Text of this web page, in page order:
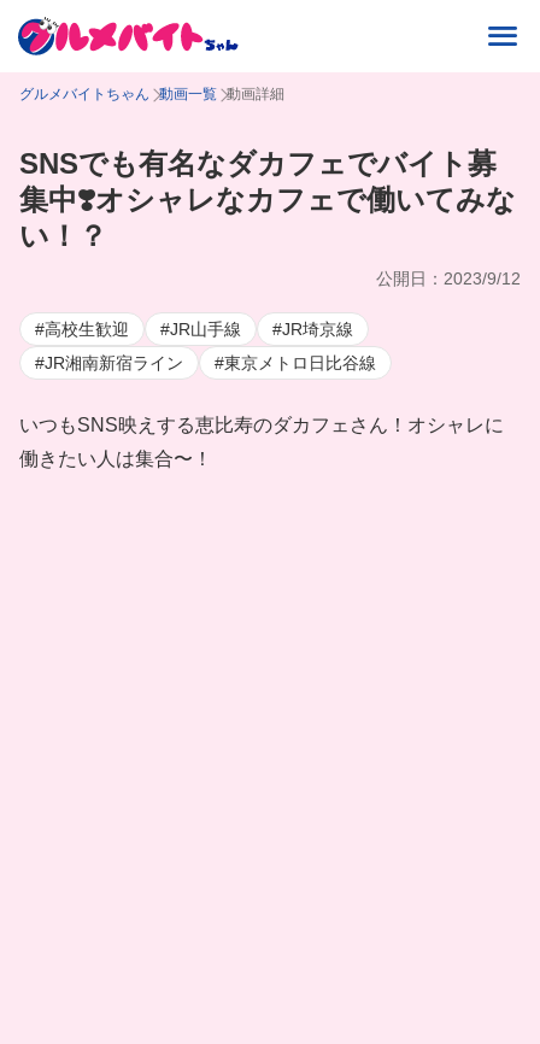
グルメバイトちゃん 動画一覧 動画詳細
SNSでも有名なダカフェでバイト募
集中❣️オシャレなカフェで働いてみな
い！？
公開日：2023/9/12
#高校生歓迎 #JR山手線
#JR埼京線
#JR湘南新宿ライン
#東京メトロ日比谷線
いつもSNS映えする恵比寿のダカフェさん！オシャレに
働きたい人は集合〜！